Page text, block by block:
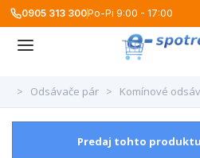
0905 313 300Po-Pi 9:00 - 17:00
> Odsávače pár > Komínové
Predaj tohto